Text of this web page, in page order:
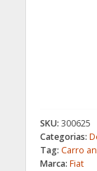
SKU: 300625
Categorias:
Tag: Carro
Marca: Fiat